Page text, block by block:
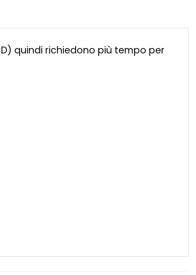
quindi richiedono più tempo per